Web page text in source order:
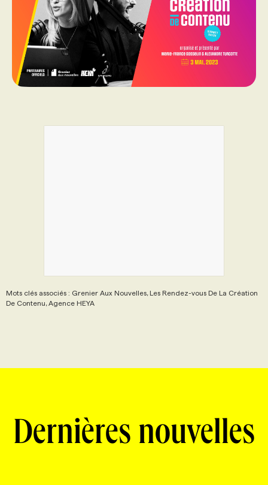
Mots clés associés : Grenier Aux Nouvelles, Les Rendez-vous De La Création
De Contenu, Agence HEYA
Dernières nouvelles